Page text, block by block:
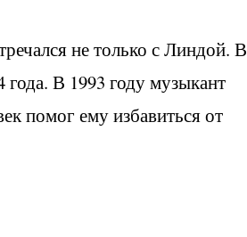
не только с Линдой. В
года. В 1993 году музыкант
помог ему избавиться от